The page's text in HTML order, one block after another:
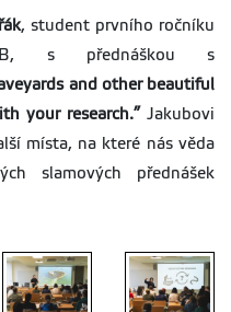
, student prvního ročníku
s přednáškou s
and other beautiful
your research.”Jakubovi
místa, na které nás věda
slamových přednášek